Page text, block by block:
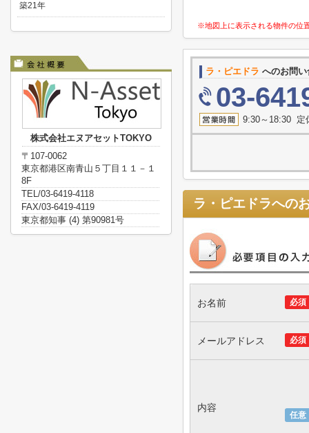
※地図上に表示される物件の位
ラ・ピエドラ へのお問
03-
9:30～18:30 定
ラ・ピエドラへの
必須
お名前
必須
メールアドレス
任意
内容
築21年
株式会社エヌアセットTOKYO
〒107-0062
東京都港区南青山５丁目１１－１
8F
TEL/03-6419-4118
FAX/03-6419-4119
東京都知事 (4) 第90981号